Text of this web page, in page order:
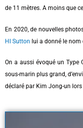
de 11 mètres. A moins que
En 2020, de nouvelles
HI Sutton lui a donné le nom
On a aussi évoqué un Type
sous-marin plus grand,
déclaré par Kim Jong-un